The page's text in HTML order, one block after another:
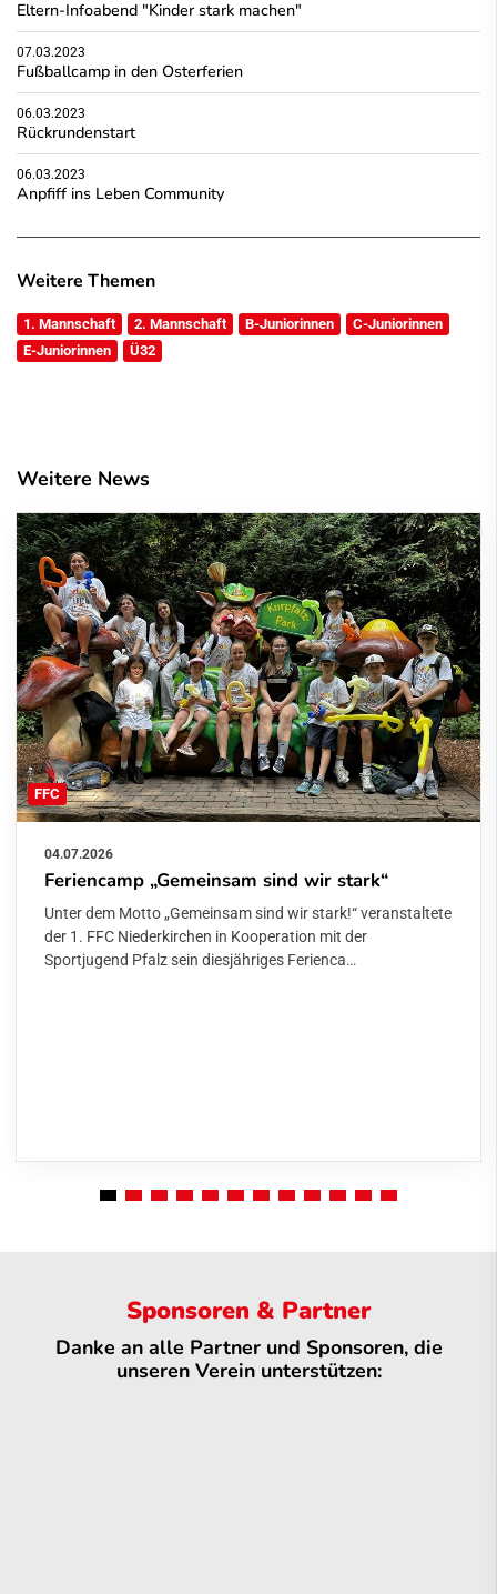
Eltern-Infoabend "Kinder stark machen"
07.03.2023
Fußballcamp in den Osterferien
06.03.2023
Rückrundenstart
06.03.2023
Anpfiff ins Leben Community
Weitere Themen
1. Mannschaft 2. Mannschaft B-Juniorinnen
C-Juniorinnen
E-Juniorinnen
Ü32
Weitere News
FFC
04.07.2026
Feriencamp „Gemeinsam sind wir stark“
Unter dem Motto „Gemeinsam sind wir stark!“ veranstaltete
der 1. FFC Niederkirchen in Kooperation mit der
Sportjugend Pfalz sein diesjähriges Ferienca…
Sponsoren & Partner
Danke an alle Partner und Sponsoren, die
unseren Verein unterstützen: